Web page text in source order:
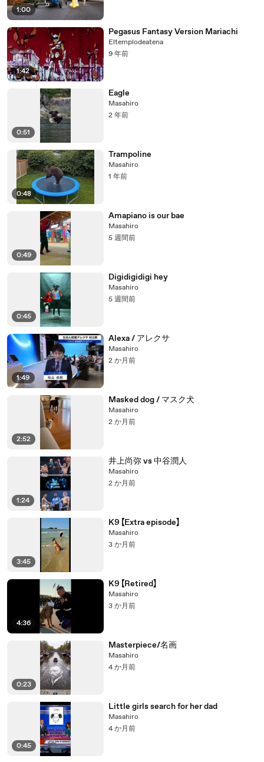
1:00
1:42
Pegasus Fantasy Version Mariachi
Eltemplodeatena
9 年前
0:51
Eagle
Masahiro
2 年前
0:48
Trampoline
Masahiro
1 年前
0:49
Amapiano is our bae
Masahiro
5 週間前
0:45
Digidigidigi hey
Masahiro
5 週間前
1:49
Alexa / アレクサ
Masahiro
2 か月前
2:52
Masked dog / マスク犬
Masahiro
2 か月前
1:24
井上尚弥 vs 中谷潤人
Masahiro
2 か月前
3:45
K9 【Extra episode】
Masahiro
3 か月前
4:36
K9 【Retired】
Masahiro
3 か月前
0:23
Masterpiece/名画
Masahiro
4 か月前
0:45
Little girls search for her dad
Masahiro
4 か月前